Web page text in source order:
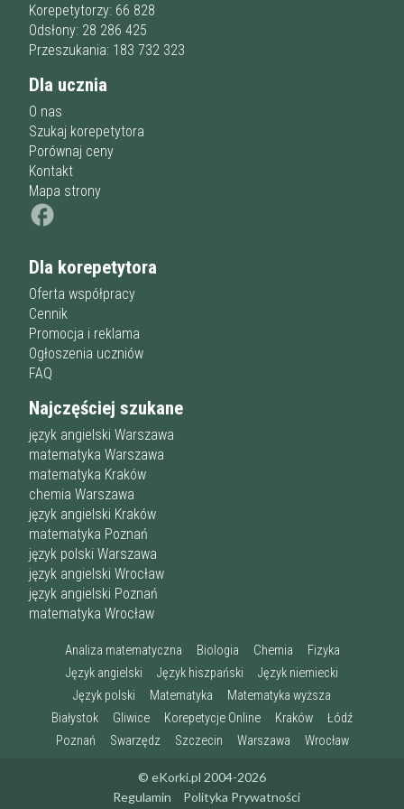
Przygotowania do studiów
Studia
online
korepetytora
korepetytora
Staż korepetytora
Wiek korepetytora
Płeć korepetytora
Korepetytorzy: 66 828
Odsłony: 28 286 425
Przeszukania: 183 732 323
Dla ucznia
O nas
Szukaj korepetytora
Porównaj ceny
Kontakt
Mapa strony
Dla korepetytora
Oferta współpracy
Cennik
Promocja i reklama
Ogłoszenia uczniów
FAQ
Najczęściej szukane
język angielski Warszawa
matematyka Warszawa
matematyka Kraków
chemia Warszawa
język angielski Kraków
matematyka Poznań
język polski Warszawa
język angielski Wrocław
język angielski Poznań
matematyka Wrocław
Analiza matematyczna Biologia Chemia
Fizyka
Język angielski
Język hiszpański
Język niemiecki
Język polski
Matematyka
Matematyka wyższa
Białystok
Gliwice Korepetycje Online Kraków
Łódź
Poznań
Swarzędz Szczecin Warszawa Wrocław
© eKorki.pl 2004-2026
Regulamin
Polityka Prywatności